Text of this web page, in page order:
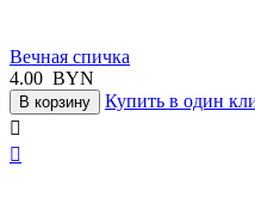
Вечная спичка
4.00 BYN
В корзину
Купить в один

